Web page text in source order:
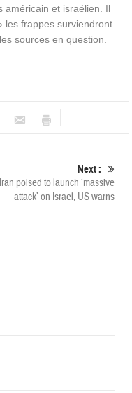
américain et israélien. Il
les frappes surviendront
sources en question.
Next :
Iran poised to launch ‘massive
attack’ on Israel, US warns